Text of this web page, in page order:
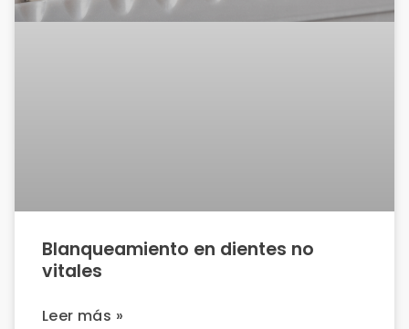
Blanqueamiento en dientes no
vitales
Leer más »